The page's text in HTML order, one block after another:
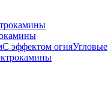
С эффектом огняУгловые